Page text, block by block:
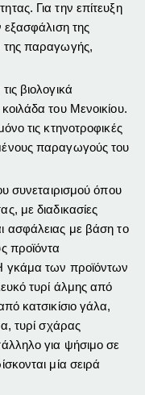
Για την επίτευξη
εξασφάλιση της
της παραγωγής,
βιολογικά
του Μενοικίου.
τις κτηνοτροφικές
παραγωγούς του
συνεταιρισμού όπου
με διαδικασίες
ασφάλειας με βάση το
προϊόντα
γκάμα των προϊόντων
τυρί άλμης από
κατσικίσιο γάλα,
τυρί σχάρας
για ψήσιμο σε
μία σειρά